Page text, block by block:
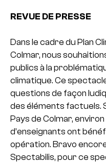
REVUE DE PRESSE
Dans le cadre du Plan
Colmar, nous
publics à la
climatique. Ce
questions de façon
des éléments factuels.
Pays de Colmar,
d’enseignants ont
opération. Bravo
Spectabilis, pour ce